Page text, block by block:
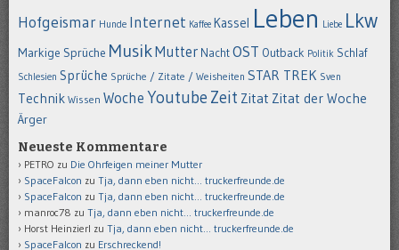
Hofgeismar Hunde Internet Kaffee Kassel Leben Liebe Lkw
Markige Sprüche MusikMutter NachtOST Outback Politik Schlaf
Schlesien Sprüche Sprüche / Zitate / Weisheiten STAR TREK Sven
Technik Wissen Woche Youtube Zeit Zitat Zitat der Woche
Ärger
Neueste Kommentare
PETRO zu Die Ohrfeigen meiner Mutter
SpaceFalcon zu Tja, dann eben nicht… truckerfreunde.de
SpaceFalcon zu Tja, dann eben nicht… truckerfreunde.de
manroc78 zu Tja, dann eben nicht… truckerfreunde.de
Horst Heinzierl zu Tja, dann eben nicht… truckerfreunde.de
SpaceFalcon zu Erschreckend!